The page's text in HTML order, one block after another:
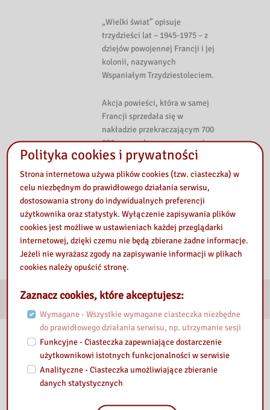
„Wielki świat” opisuje
trzydzieści lat – 1945-1975 – z
dziejów powojennej Francji i jej
kolonii, nazywanych
Wspaniałym Trzydziestoleciem.
Akcja powieści, która w samej
Francji sprzedała się w
nakładzie przekraczającym 700
000 egzemplarzy, rozgrywa się w
Bejrucie, Sajgonie i Paryżu.
źródło opisu
E-usługi
Nasza biblioteka
Polityka cookies i prywatności
Strona internetowa używa plików cookies (tzw. ciasteczka) w
celu niezbędnym do prawidłowego działania serwisu,
dostosowania strony do indywidualnych preferencji
użytkownika oraz statystyk. Wyłączenie zapisywania plików
cookies jest możliwe w ustawieniach każdej przeglądarki
internetowej, dzięki czemu nie będą zbierane żadne informacje.
Jeżeli nie wyrażasz zgody na zapisywanie informacji w plikach
cookies należy opuścić stronę.
Zaznacz cookies, które akceptujesz:
Wymagane - Wszystkie wymagane ciasteczka niezbędne
do prawidłowego działania serwisu, np. utrzymanie sesji
Funkcyjne - Ciasteczka zapewniające dostarczenie
użytkownikowi istotnych funkcjonalności w serwisie
Analityczne - Ciasteczka umożliwiające zbieranie
danych statystycznych